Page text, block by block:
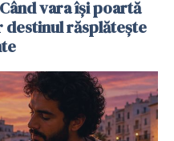
vara își poartă
destinul răsplătește